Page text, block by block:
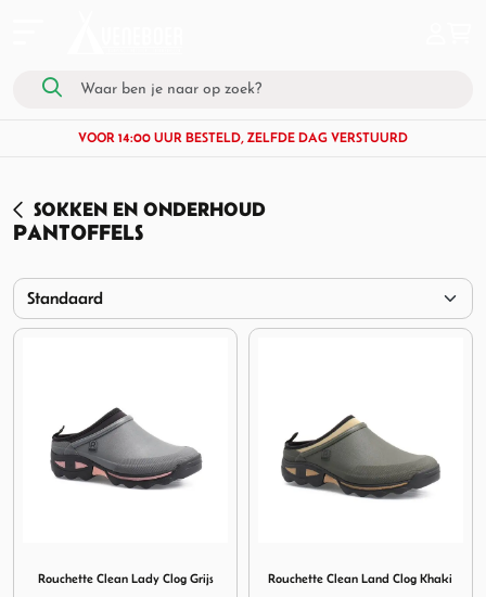
VOOR 14:00 UUR BESTELD, ZELFDE DAG VERSTUURD
PANTOFFELS
SOKKEN EN ONDERHOUD
Rouchette Clean Lady Clog Grijs Rouchette Clean Land Clog Khaki